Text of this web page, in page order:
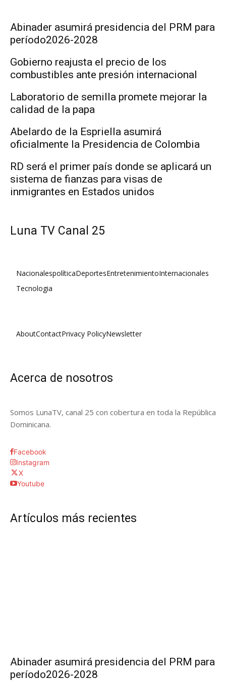
Abinader asumirá presidencia del PRM para
período2026-2028
Gobierno reajusta el precio de los
combustibles ante presión internacional
Laboratorio de semilla promete mejorar la
calidad de la papa
Abelardo de la Espriella asumirá
oficialmente la Presidencia de Colombia
RD será el primer país donde se aplicará un
sistema de fianzas para visas de
inmigrantes en Estados unidos
Luna TV Canal 25
NacionalespolíticaDeportesEntretenimientoInternacionales
Tecnologia
AboutContactPrivacy PolicyNewsletter
Acerca de nosotros
Somos LunaTV, canal 25 con cobertura en toda la República
Dominicana.
Facebook
Instagram
X
Youtube
Artículos más recientes
Abinader asumirá presidencia del PRM para
período2026-2028